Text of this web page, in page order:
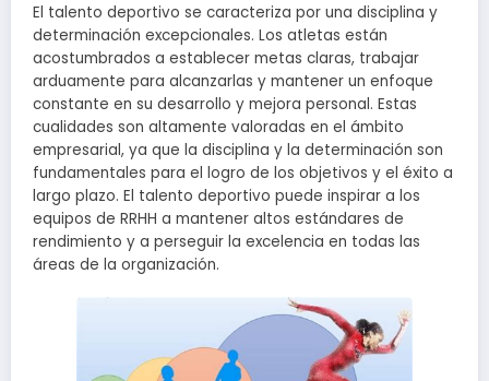
El talento deportivo se caracteriza por una disciplina y
determinación excepcionales. Los atletas están
acostumbrados a establecer metas claras, trabajar
arduamente para alcanzarlas y mantener un enfoque
constante en su desarrollo y mejora personal. Estas
cualidades son altamente valoradas en el ámbito
empresarial, ya que la disciplina y la determinación son
fundamentales para el logro de los objetivos y el éxito a
largo plazo. El talento deportivo puede inspirar a los
equipos de RRHH a mantener altos estándares de
rendimiento y a perseguir la excelencia en todas las
áreas de la organización.